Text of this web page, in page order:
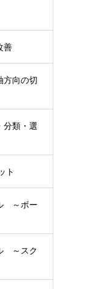
善
向の切
類・選
ト
～ボー
～スク